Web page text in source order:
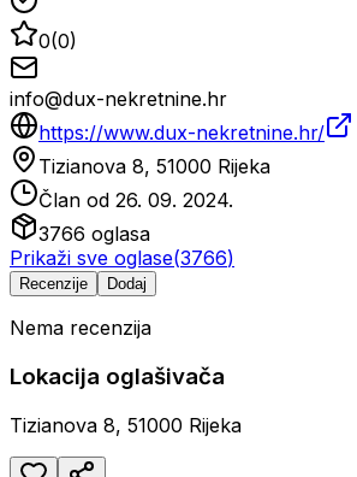
0(0)
info@dux-nekretnine.hr
https://www.dux-nekretnine.hr/
Tizianova 8, 51000 Rijeka
Član od 26. 09. 2024.
3766 oglasa
Prikaži sve oglase(3766)
Recenzije Dodaj
Nema recenzija
Lokacija oglašivača
Tizianova 8, 51000 Rijeka